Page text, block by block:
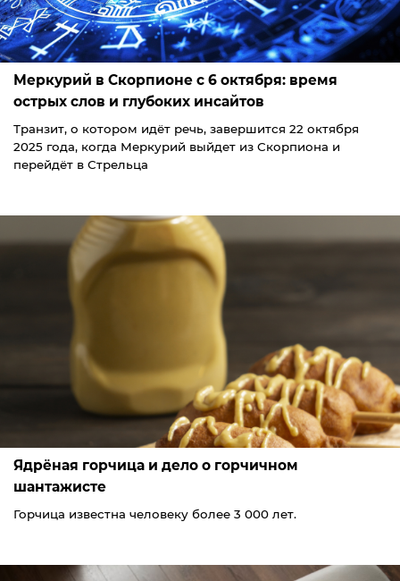
Меркурий в Скорпионе с 6 октября: время
острых слов и глубоких инсайтов
Транзит, о котором идёт речь, завершится 22 октября
2025 года, когда Меркурий выйдет из Скорпиона и
перейдёт в Стрельца
Ядрёная горчица и дело о горчичном
шантажисте
Горчица известна человеку более 3 000 лет.